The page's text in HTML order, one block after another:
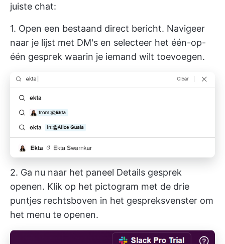
juiste chat:
1. Open een bestaand direct bericht. Navigeer
naar je lijst met DM's en selecteer het één-op-
één gesprek waarin je iemand wilt toevoegen.
2. Ga nu naar het paneel Details gesprek
openen. Klik op het pictogram met de drie
puntjes rechtsboven in het gespreksvenster om
het menu te openen.